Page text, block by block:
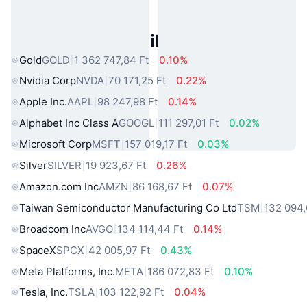
Népszerű Való Világbeli Eszközök
GoldGOLD 1 362 747,84 Ft
0.10%
Nvidia CorpNVDA 70 171,25 Ft
0.22%
Apple Inc.AAPL 98 247,98 Ft
0.14%
Alphabet Inc Class AGOOGL 111 297,01 Ft
0.02%
Microsoft CorpMSFT 157 019,17 Ft
0.03%
SilverSILVER 19 923,67 Ft
0.26%
Amazon.com IncAMZN 86 168,67 Ft
0.07%
Taiwan Semiconductor Manufacturing Co LtdTSM 132
Broadcom IncAVGO 134 114,44 Ft
0.14%
SpaceXSPCX 42 005,97 Ft
0.43%
Meta Platforms, Inc.META 186 072,83 Ft
0.10%
Tesla, Inc.TSLA 103 122,92 Ft
0.04%